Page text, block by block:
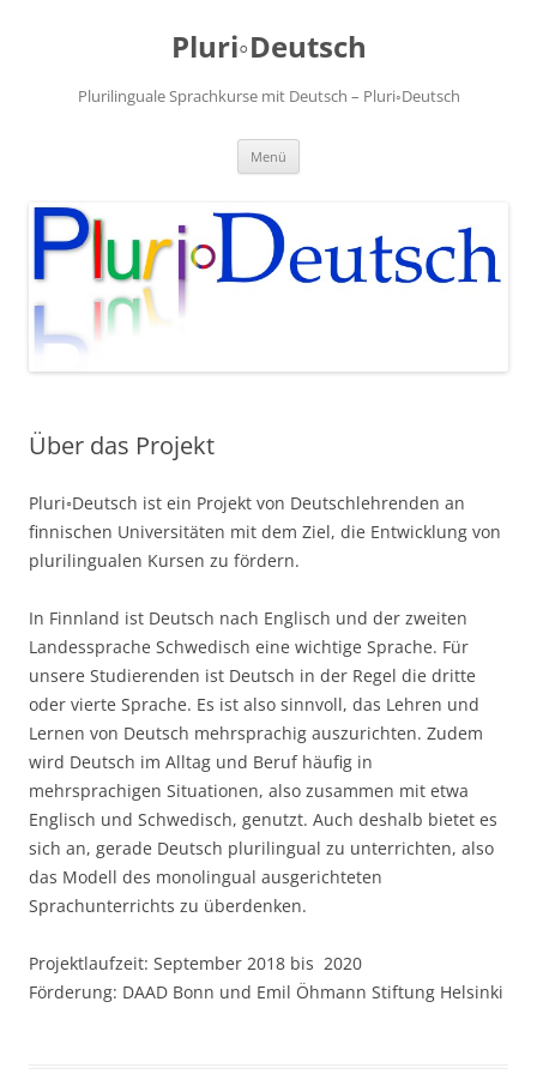
Pluri◦Deutsch
Plurilinguale Sprachkurse mit Deutsch – Pluri◦Deutsch
Menü
Über das Projekt
Pluri◦Deutsch ist ein Projekt von Deutschlehrenden an
finnischen Universitäten mit dem Ziel, die Entwicklung von
plurilingualen Kursen zu fördern.
In Finnland ist Deutsch nach Englisch und der zweiten
Landessprache Schwedisch eine wichtige Sprache. Für
unsere Studierenden ist Deutsch in der Regel die dritte
oder vierte Sprache. Es ist also sinnvoll, das Lehren und
Lernen von Deutsch mehrsprachig auszurichten. Zudem
wird Deutsch im Alltag und Beruf häufig in
mehrsprachigen Situationen, also zusammen mit etwa
Englisch und Schwedisch, genutzt. Auch deshalb bietet es
sich an, gerade Deutsch plurilingual zu unterrichten, also
das Modell des monolingual ausgerichteten
Sprachunterrichts zu überdenken.
Projektlaufzeit: September 2018 bis 2020
Förderung: DAAD Bonn und Emil Öhmann Stiftung Helsinki